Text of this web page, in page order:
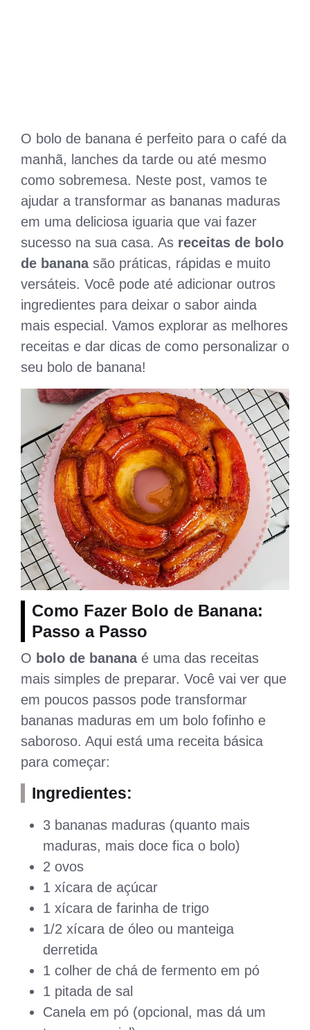
O bolo de banana é perfeito para o café da
manhã, lanches da tarde ou até mesmo
como sobremesa. Neste post, vamos te
ajudar a transformar as bananas maduras
em uma deliciosa iguaria que vai fazer
sucesso na sua casa. As receitas de bolo
de bananasão práticas, rápidas e muito
versáteis. Você pode até adicionar outros
ingredientes para deixar o sabor ainda
mais especial. Vamos explorar as melhores
receitas e dar dicas de como personalizar o
seu bolo de banana!
Como Fazer Bolo de Banana:
Passo a Passo
O bolo de bananaé uma das receitas
mais simples de preparar. Você vai ver que
em poucos passos pode transformar
bananas maduras em um bolo fofinho e
saboroso. Aqui está uma receita básica
para começar:
Ingredientes:
3 bananas maduras (quanto mais
maduras, mais doce fica o bolo)
2 ovos
1 xícara de açúcar
1 xícara de farinha de trigo
1/2 xícara de óleo ou manteiga
derretida
1 colher de chá de fermento em pó
1 pitada de sal
Canela em pó (opcional, mas dá um